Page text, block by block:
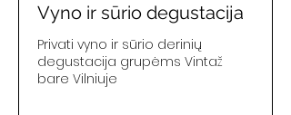
Vyno ir sūrio degustacija
Privati vyno ir sūrio derinių
degustacija grupėms Vintaž
bare Vilniuje